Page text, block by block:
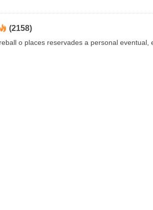
(2158)
o places reservades a personal